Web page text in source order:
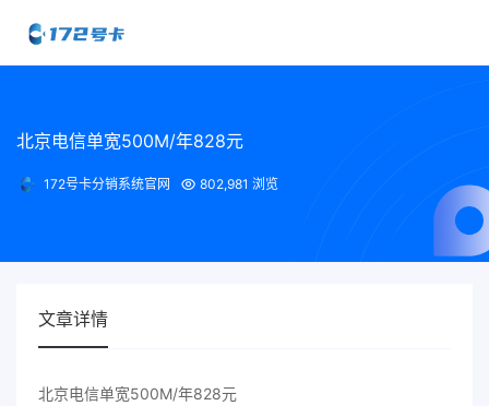
北京电信单宽500M/年828元
172号卡分销系统官网 802,981 浏览
文章详情
北京电信单宽500M/年828元